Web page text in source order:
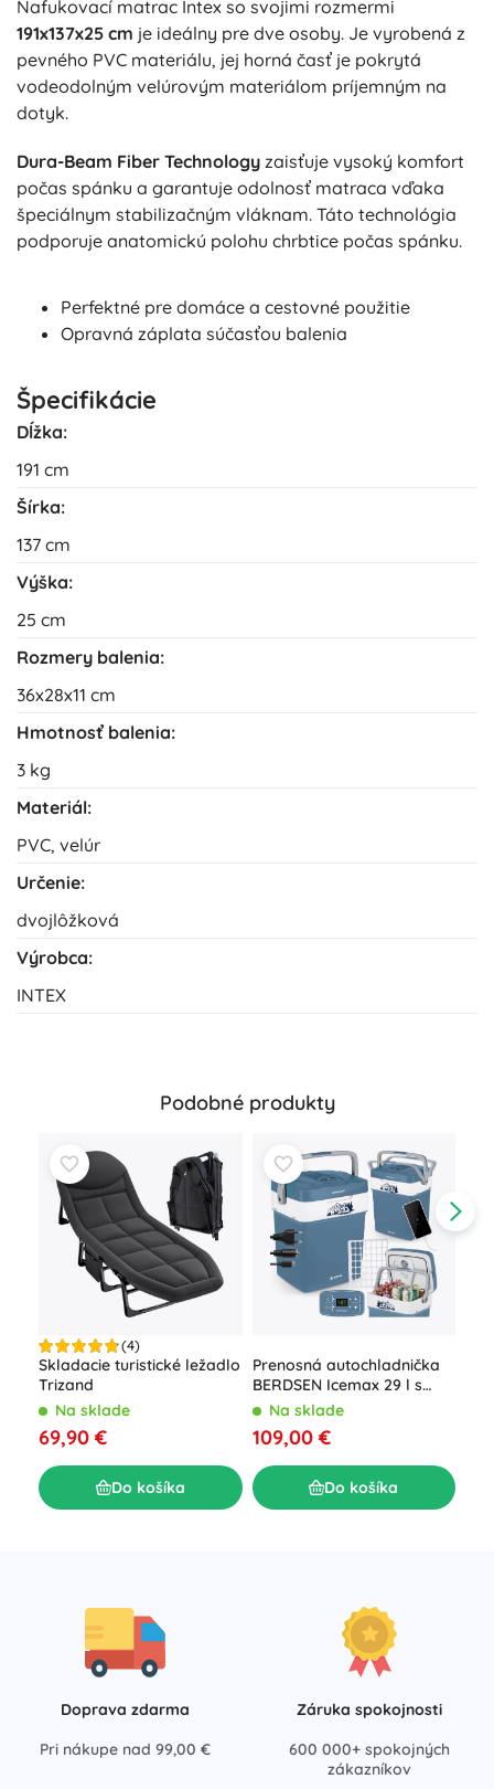
Nafukovací matrac Intex so svojimi rozmermi
191x137x25 cm je ideálny pre dve osoby. Je vyrobená z
pevného PVC materiálu, jej horná časť je pokrytá
vodeodolným velúrovým materiálom príjemným na
dotyk.
Dura-Beam Fiber Technology zaisťuje vysoký komfort
počas spánku a garantuje odolnosť matraca vďaka
špeciálnym stabilizačným vláknam. Táto technológia
podporuje anatomickú polohu chrbtice počas spánku.
Perfektné pre domáce a cestovné použitie
Opravná záplata súčasťou balenia
Špecifikácie
Dĺžka:
191 cm
Šírka:
137 cm
Výška:
25 cm
Rozmery balenia:
36x28x11 cm
Hmotnosť balenia:
3 kg
Materiál:
PVC, velúr
Určenie:
dvojlôžková
Výrobca:
INTEX
Podobné produkty
(4)
Skladacie turistické ležadlo
Trizand
Na sklade
69,90 €
Do košíka
Prenosná autochladnička
BERDSEN Icemax 29 l s
ECO režimom – modrá
Na sklade
109,00 €
Do košíka
Doprava zdarma
Pri nákupe nad 99,00 €
Záruka spokojnosti
600 000+ spokojných
zákazníkov